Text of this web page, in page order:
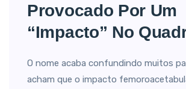
Provocado Por Um
“impacto” No
O nome acaba confundindo muitos
acham que o impacto